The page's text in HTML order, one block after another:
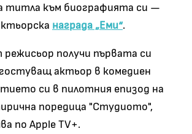
титла към биографията си —
награда „Еми“.
получи първата си
актьор в комедиен
си в пилотния епизод на
поредица "Студиото",
по Apple TV+.